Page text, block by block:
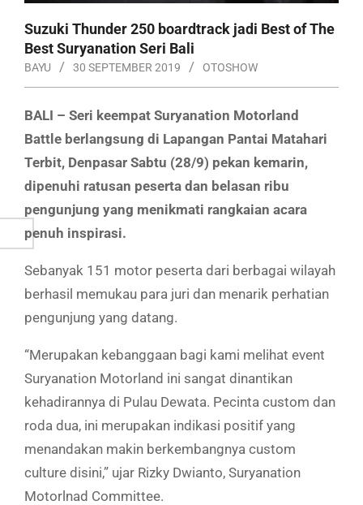
Suzuki Thunder 250 boardtrack jadi Best of The
Best Suryanation Seri Bali
BAYU 30 SEPTEMBER 2019 OTOSHOW
BALI – Seri keempat Suryanation Motorland
Battle berlangsung di Lapangan Pantai Matahari
Terbit, Denpasar Sabtu (28/9) pekan kemarin,
dipenuhi ratusan peserta dan belasan ribu
pengunjung yang menikmati rangkaian acara
penuh inspirasi.
Sebanyak 151 motor peserta dari berbagai wilayah
berhasil memukau para juri dan menarik perhatian
pengunjung yang datang.
“Merupakan kebanggaan bagi kami melihat event
Suryanation Motorland ini sangat dinantikan
kehadirannya di Pulau Dewata. Pecinta custom dan
roda dua, ini merupakan indikasi positif yang
menandakan makin berkembangnya custom
culture disini,” ujar Rizky Dwianto, Suryanation
Motorlnad Committee.